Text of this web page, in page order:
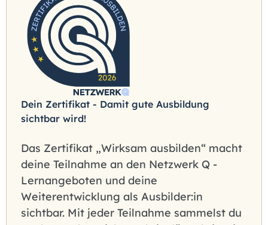
Dein Zertifikat - Damit gute Ausbildung
sichtbar wird!
Das Zertifikat „Wirksam ausbilden“ macht
deine Teilnahme an den Netzwerk Q -
Lernangeboten und deine
Weiterentwicklung als Ausbilder:in
sichtbar. Mit jeder Teilnahme sammelst du